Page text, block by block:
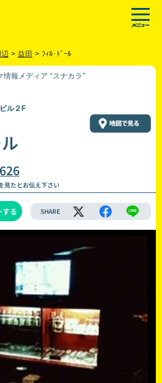
> 益田 > ﾌｨﾙ･ﾄﾞｰﾙ
情報メディア “スナカラ”
ル２F
見たとお伝え下さい
する SHARE